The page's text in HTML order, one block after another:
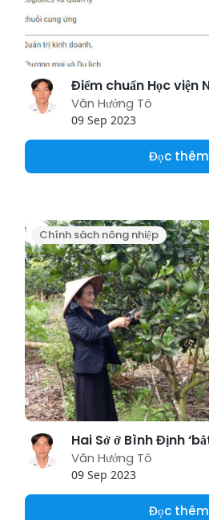
Văn Hưởng Tô
09 Sep 2023
Đọc thêm
Chính sách nông nhiệp
Văn Hưởng Tô
09 Sep 2023
Đọc thêm